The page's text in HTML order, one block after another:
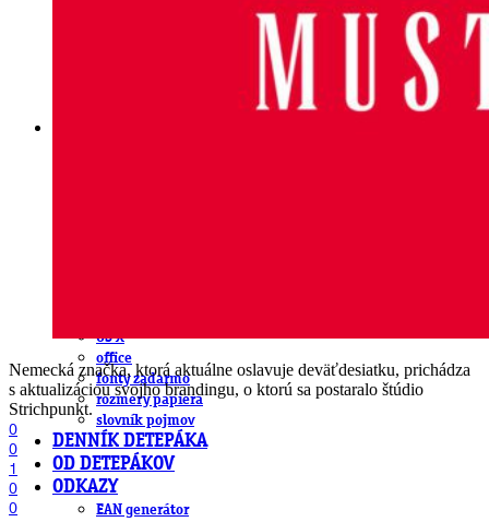
OS X
office
fonty zadarmo
rozmery papiera
slovník pojmov
DENNÍK DETEPÁKA
OD DETEPÁKOV
ODKAZY
EAN generátor
Nemecká značka, ktorá aktuálne oslavuje deväťdesiatku, prichádza
s aktualizáciou svojho brandingu, o ktorú sa postaralo štúdio
Strichpunkt.
0
0
1
0
0